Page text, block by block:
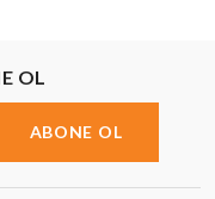
OL
ABONE OL